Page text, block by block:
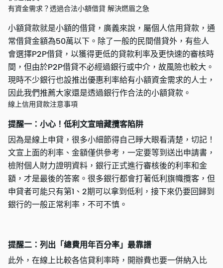
有資金需求？透過合法小額借貸 解決燃眉之急
小額貸款就是小額的借貸，廣義來說，屬個人信用貸款，通
常借貸金額為50萬以下。除了一般的民間借貸外，有些人
會選擇P2P借貸，以獲得更低的貸款利率及更快速的審核時
間，但由於P2P借貸不必經過銀行或中介，故風險也較大。
現時不少銀行也設推出優惠利率給有小額資金需求的人士，
因此我們推薦大家還是透過銀行作合法的小額貸款。
線上信用貸款注意事項
提醒一：小心！低利文宣暗藏攬客陷阱
因為是線上申貸，很多小細節得自己睜大眼看清楚，切記！
文宣上面的利率、金額僅供參考，一定要等到送出申請書，
檢附個人財力證明資料，銀行正式進行審核後的利率和金
額，才是最後的答案。很多銀行都會打著低利旗幟攬客，但
申貸者可能只有第1、2期可以拿到低利，接下來仍要回歸到
銀行的一般正常利率，不可不慎。
提醒二：列出「總費用年百分率」最靠譜
此外，在線上比較各信貸利率時，開辦費也要一併納入比